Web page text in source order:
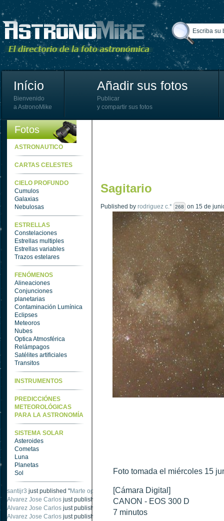
Início
Bienvenido
a AstronoMike
Añadir sus fotos
Publicar
y compartir sus fotos
Fotos
ASTRONAUTICO
CARTAS CELESTES
CIELO PROFUNDO
Cumulos
Galaxias
Nebulosas
ESTRELLAS
Constelaciones
Estrellas multiples
Estrellas variables
Trazos estelares
FENÓMENOS
Alineaciones
Conjunciones
planetarias
Contaminación Lumínica
Eclipses
Meteoros
Nubes
Optica Atmosférica
Relámpagos
Satélites artificiales
Transitos
INSTRUMENTOS
PREDICCIÓNES
METEOROLÓGICAS
PARA LA ASTRONOMÍA
SISTEMA SOLAR
Asteroides
Cometas
Luna
Planetas
Sol
santijr3 just published "Marte oposición 2020".
Alvarez Jose Carlos just published " Saturno 20 noviembre 2003".
Alvarez Jose Carlos just published " Júpiter 2010
Alvarez Jose Carlos just published " Oposición Marte 30 de octubre 2020
Sagitario
Published by rodriguez c.* 268 on 15 de
Foto tomada el miércoles 15
[Cámara Digital]
CANON - EOS 300 D
7 minutos